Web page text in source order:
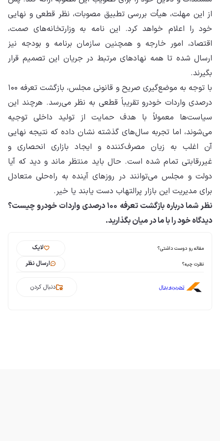
از این مهلت، هیأت بررسی تطبیق مصوبات، نظر قطعی و نهایی
خود را اعلام خواهد کرد. این نامه به وزارتخانه‌های صمت،
اقتصاد، امور خارجه و همچنین سازمان برنامه و بودجه نیز
ارسال شده تا همه نهادهای مرتبط در جریان این تصمیم قرار
بگیرند.
با توجه به موضع‌گیری صریح و قانونی مجلس، بازگشت تعرفه ۱۰۰
درصدی واردات خودرو تقریباً قطعی به نظر می‌رسد. هرچند این
سیاست‌ها معمولاً با هدف حمایت از تولید داخلی توجیه
می‌شوند، اما تجربه سال‌های گذشته نشان داده که نتیجه نهایی
آن اغلب به زیان مصرف‌کننده و ایجاد بازاری انحصاری و
غیررقابتی تمام شده است. حال باید منتظر ماند و دید که آیا
دولت و مجلس می‌توانند در روزهای آینده به راه‌حلی متعادل
برای مدیریت این بازار پرالتهاب دست یابند یا خیر.
نظر شما درباره بازگشت تعرفه ۱۰۰ درصدی واردات خودرو چیست؟
دیدگاه خود را با ما در میان بگذارید.
مقاله رو دوست داشتی؟ لایک
نظرت چیه؟ ارسال نظر
تحریریه پدال دنبال کردن